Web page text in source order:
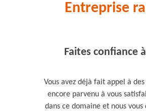
Entreprise
Faites confiance
Vous avez déjà fait appel à
encore parvenu à vous
dans ce domaine et nous